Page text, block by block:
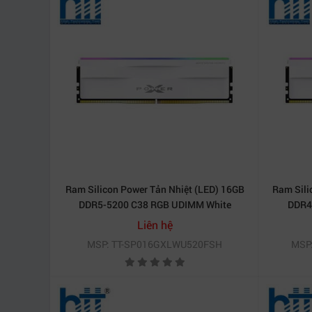
Ram Silicon Power Tản Nhiệt (LED) 16GB
DDR5-5200 C38 RGB UDIMM White
SP016GXLWU520FSH
Liên hệ
MSP: TT-SP016GXLWU520FSH
Ram